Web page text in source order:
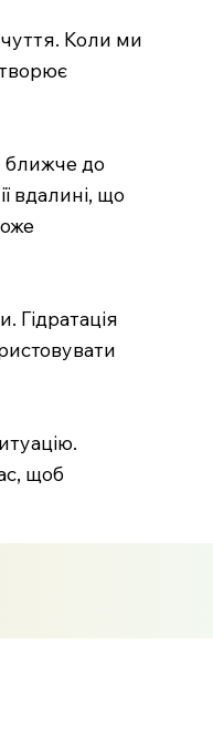
Коли ми
ближче до
вдалині, що
Гідратація
щоб